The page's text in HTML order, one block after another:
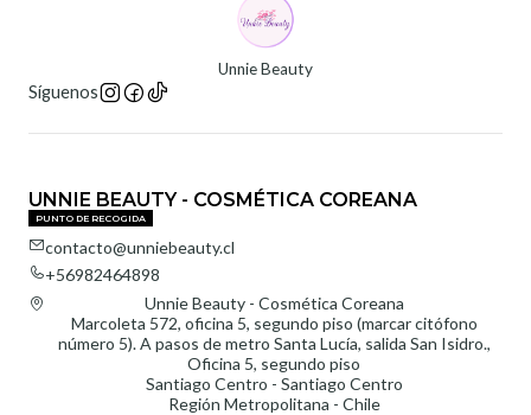
Unnie Beauty
Síguenos
UNNIE BEAUTY - COSMÉTICA COREANA
PUNTO DE RECOGIDA
contacto@unniebeauty.cl
+56982464898
Unnie Beauty - Cosmética Coreana
Marcoleta 572, oficina 5, segundo piso (marcar citófono
número 5). A pasos de metro Santa Lucía, salida San Isidro.,
Oficina 5, segundo piso
Santiago Centro - Santiago Centro
Región Metropolitana - Chile